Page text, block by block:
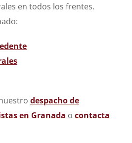
en todos los frentes.
despacho de
en Granada o contacta